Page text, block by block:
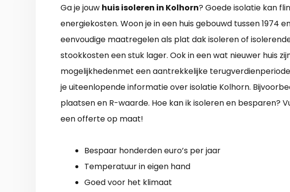
Ga je jouw huis isoleren in Kolhorn? Goede isolatie kan
energiekosten. Woon je in een huis gebouwd tussen 1974
eenvoudige maatregelen als plat dak isoleren of
stookkosten een stuk lager. Ook in een wat nieuwer huis
mogelijkhedenmet een aantrekkelijke
je uiteenlopende informatie over isolatie Kolhorn.
plaatsen en R-waarde. Hoe kan ik isoleren en besparen?
een offerte op maat!
Bespaar honderden euro’s per jaar
Temperatuur in eigen hand
Goed voor het klimaat